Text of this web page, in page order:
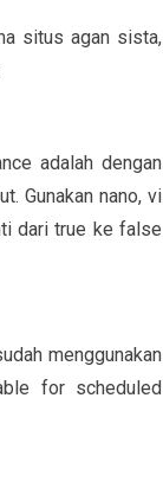
situs agan sista,
adalah dengan
Gunakan nano, vi
dari true ke false
menggunakan
for scheduled